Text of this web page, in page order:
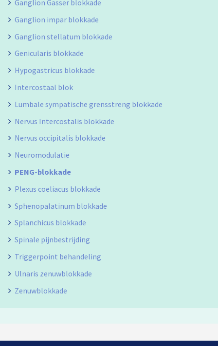
Ganglion Gasser blokkade
Ganglion impar blokkade
Ganglion stellatum blokkade
Genicularis blokkade
Hypogastricus blokkade
Intercostaal blok
Lumbale sympatische grensstreng blokkade
Nervus Intercostalis blokkade
Nervus occipitalis blokkade
Neuromodulatie
PENG-blokkade
Plexus coeliacus blokkade
Sphenopalatinum blokkade
Splanchicus blokkade
Spinale pijnbestrijding
Triggerpoint behandeling
Ulnaris zenuwblokkade
Zenuwblokkade